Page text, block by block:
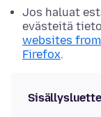
Jos haluat
evästeitä
websites
Firefox.